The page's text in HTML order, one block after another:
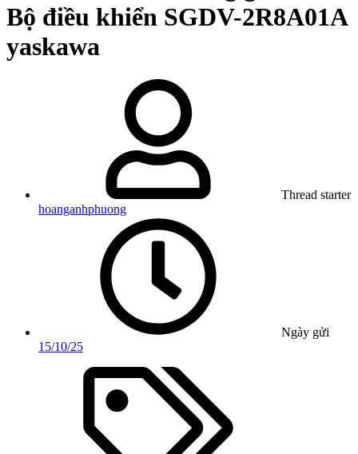
Bộ điều khiển SGDV-2R8A01A
yaskawa
Thread starter
hoanganhphuong
Ngày gửi
15/10/25